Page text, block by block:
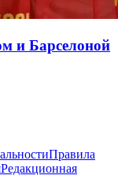
и Барселоной
Правила
Редакционная